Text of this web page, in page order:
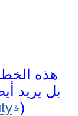
هذه
بل يريد
)